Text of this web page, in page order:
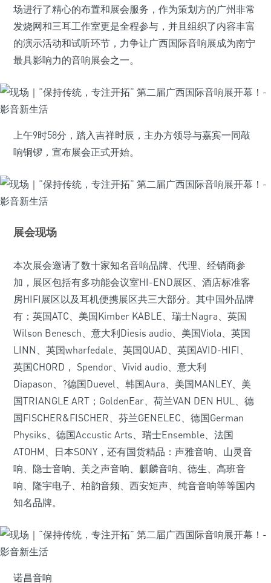
场进行了精心的布置和展会服务，作为策划方的广州非常
发烧网和三耳工作室更是全程参与，并且组织了内容丰富
的演示活动和试听环节，力争让广西国际音响展成为南宁
最具影响力的音响展会之一。
上午9时58分，踏入吉祥时辰，主办方领导与嘉宾一同敲
响铜锣，宣布展会正式开始。
展会现场
本次展会邀请了数十家知名音响品牌、代理、经销商参
加，展区包括有多功能会议室HI-END展区、酒店标准客
房HIFI展区以及耳机便携展区共三大部分。其中国外品牌
有：英国ATC、美国Kimber KABLE、 瑞士Nagra、英国
Wilson Benesch、意大利Diesis audio、美国Viola、英国
LINN、英国wharfedale、英国QUAD、英国AVID-HIFI、
英国CHORD， Spendor、Vivid audio、意大利
Diapason、?德国Duevel、韩国Aura、美国MANLEY、美
国TRIANGLE ART；GoldenEar、荷兰VAN DEN HUL、德
国FISCHER&FISCHER、芬兰GENELEC、德国German
Physiks、德国Accustic Arts、瑞士Ensemble、法国
ATOHM、日本SONY， 还有国货精品：声雅音响、山灵音
响、隐士音响、美之声音响、麒麟音响、德生、高班音
响、隆宇电子、柏韵音频、西安矩声、纯音音响等等国内
知名品牌。
诺昌音响